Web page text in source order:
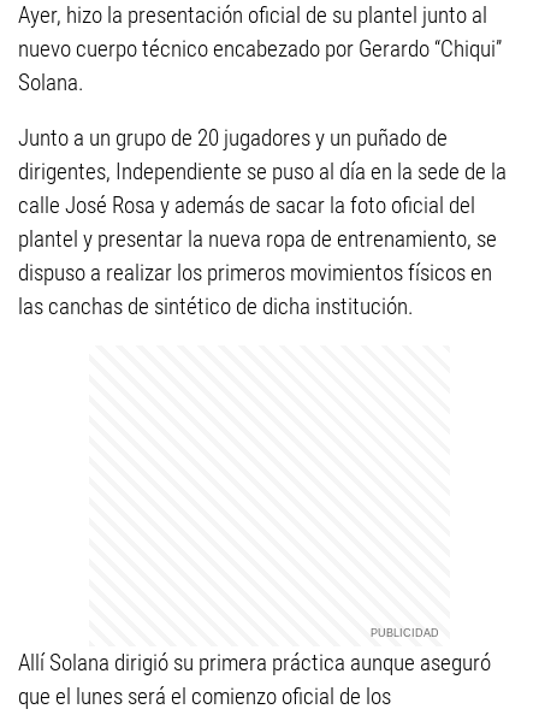
Ayer, hizo la presentación oficial de su plantel junto al
nuevo cuerpo técnico encabezado por Gerardo “Chiqui”
Solana.
Junto a un grupo de 20 jugadores y un puñado de
dirigentes, Independiente se puso al día en la sede de la
calle José Rosa y además de sacar la foto oficial del
plantel y presentar la nueva ropa de entrenamiento, se
dispuso a realizar los primeros movimientos físicos en
las canchas de sintético de dicha institución.
Allí Solana dirigió su primera práctica aunque aseguró
que el lunes será el comienzo oficial de los